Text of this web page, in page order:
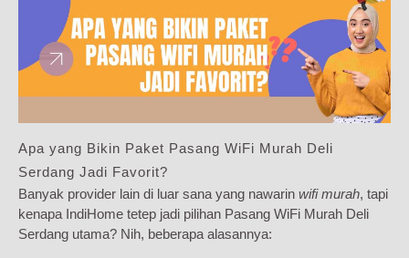
Apa yang Bikin Paket Pasang WiFi Murah Deli
Serdang Jadi Favorit?
Banyak provider lain di luar sana yang nawarin wifi murah, tapi
kenapa IndiHome tetep jadi pilihan Pasang WiFi Murah Deli
Serdang utama? Nih, beberapa alasannya: